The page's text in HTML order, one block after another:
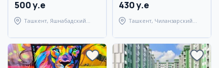
500 y.e
Ташкент, Яшнабадский
430 y.e
Ташкент, Чиланзарский